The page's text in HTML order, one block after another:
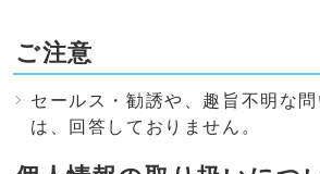
ご注意
セールス・勧誘や、趣旨不明な
は、回答しておりません。